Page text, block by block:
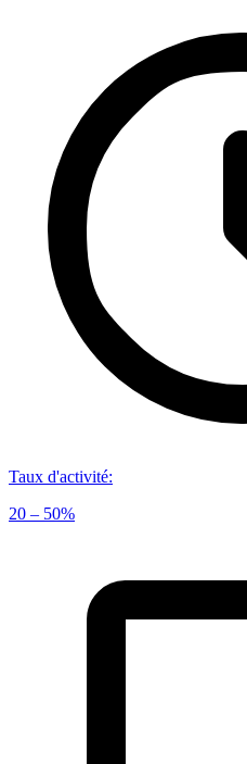
Taux d'activité:
20 – 50%